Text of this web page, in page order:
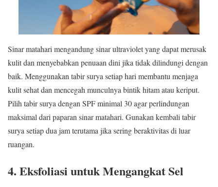
Sinar matahari mengandung sinar ultraviolet yang dapat merusak
kulit dan menyebabkan penuaan dini jika tidak dilindungi dengan
baik. Menggunakan tabir surya setiap hari membantu menjaga
kulit sehat dan mencegah munculnya bintik hitam atau keriput.
Pilih tabir surya dengan SPF minimal 30 agar perlindungan
maksimal dari paparan sinar matahari. Gunakan kembali tabir
surya setiap dua jam terutama jika sering beraktivitas di luar
ruangan.
4. Eksfoliasi untuk Mengangkat Sel